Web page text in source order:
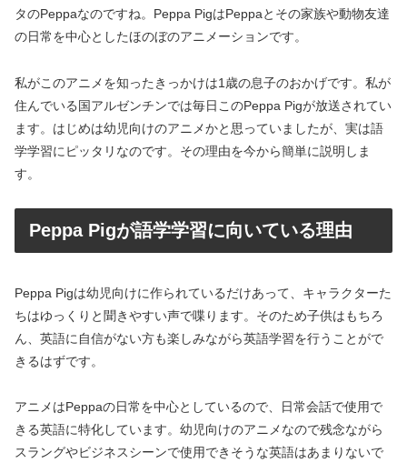
タのPeppaなのですね。Peppa PigはPeppaとその家族や動物友達
の日常を中心としたほのぼのアニメーションです。
私がこのアニメを知ったきっかけは1歳の息子のおかげです。私が
住んでいる国アルゼンチンでは毎日このPeppa Pigが放送されてい
ます。はじめは幼児向けのアニメかと思っていましたが、実は語
学学習にピッタリなのです。その理由を今から簡単に説明しま
す。
Peppa Pigが語学学習に向いている理由
Peppa Pigは幼児向けに作られているだけあって、キャラクターた
ちはゆっくりと聞きやすい声で喋ります。そのため子供はもちろ
ん、英語に自信がない方も楽しみながら英語学習を行うことがで
きるはずです。
アニメはPeppaの日常を中心としているので、日常会話で使用で
きる英語に特化しています。幼児向けのアニメなので残念ながら
スラングやビジネスシーンで使用できそうな英語はあまりないで